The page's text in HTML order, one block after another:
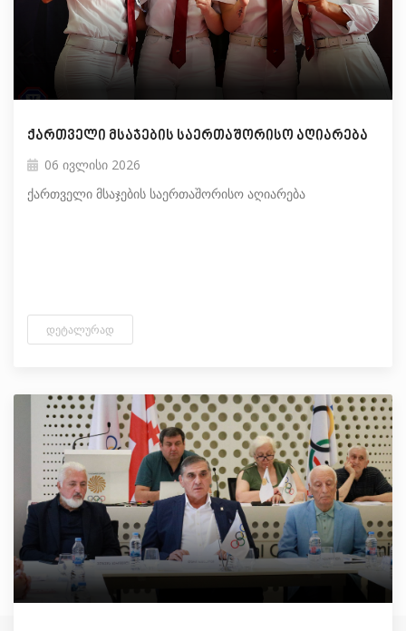
ქართველი მსაჯების საერთაშორისო აღიარება
06 ივლისი 2026
ქართველი მსაჯების საერთაშორისო აღიარება
ᲓᲔᲢᲐᲚᲣᲠᲐᲓ